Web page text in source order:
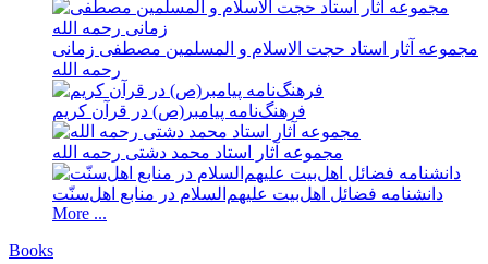
مجموعه آثار استاد حجت الاسلام و المسلمین مصطفی زمانی
رحمه الله
فرهنگ‌نامه پیامبر(ص) در قرآن کریم
مجموعه آثار استاد محمد دشتی رحمه الله
دانشنامه فضائل اهل‌بیت علیهم‌السلام در منابع اهل‌‌سنّت
More ...
Books